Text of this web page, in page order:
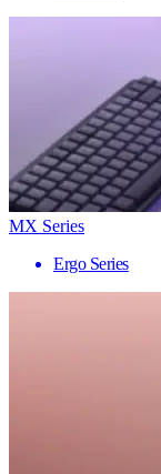
MX Series
Ergo Series